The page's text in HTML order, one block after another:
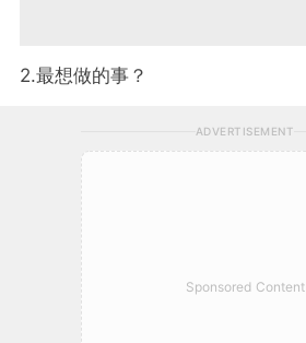
2.最想做的事？
ADVERTISEMENT
Sponsored Content